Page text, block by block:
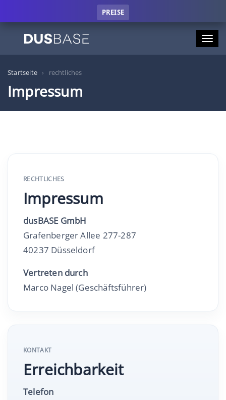
PREISE
Startseite › rechtliches
Impressum
RECHTLICHES
Impressum
dusBASE GmbH
Grafenberger Allee 277-287
40237 Düsseldorf
Vertreten durch
Marco Nagel (Geschäftsführer)
KONTAKT
Erreichbarkeit
Telefon